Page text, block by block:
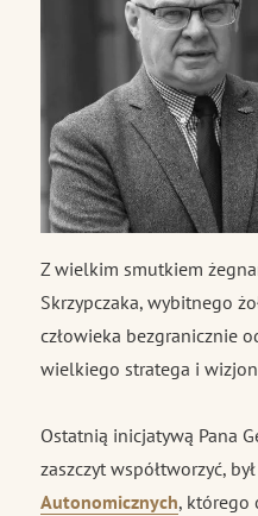
Z wielkim smutkiem
Skrzypczaka, wybitnego
człowieka bezgranicznie
wielkiego stratega i
Ostatnią inicjatywą Pana
zaszczyt współtworzyć, był
Autonomicznych, którego